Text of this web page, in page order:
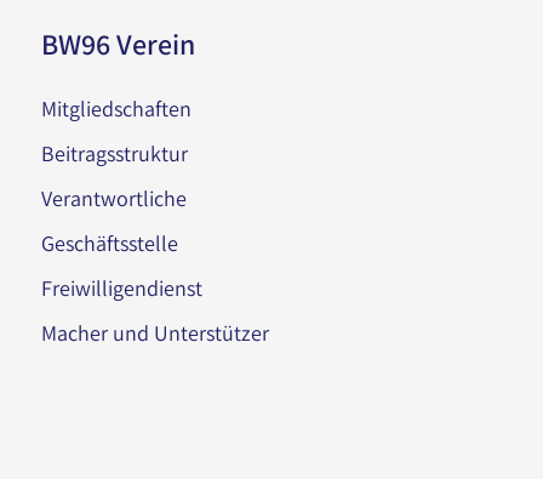
BW96 Verein
Mitgliedschaften
Beitragsstruktur
Verantwortliche
Geschäftsstelle
Freiwilligendienst
Macher und Unterstützer